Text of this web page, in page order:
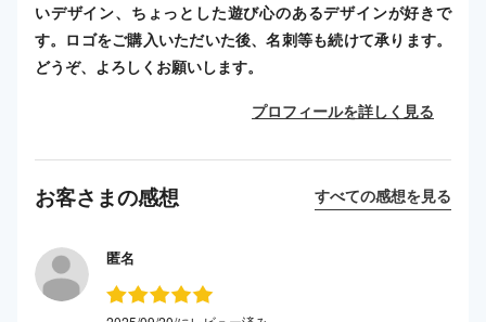
いデザイン、ちょっとした遊び心のあるデザインが好きで
す。ロゴをご購入いただいた後、名刺等も続けて承ります。
どうぞ、よろしくお願いします。
プロフィールを詳しく見る
お客さまの感想 すべての感想を見る
匿名